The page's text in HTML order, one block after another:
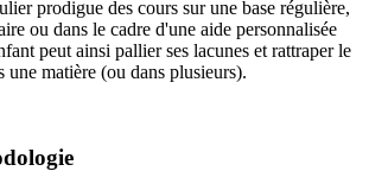
prodigue des cours sur une base régulière,
ou dans le cadre d'une aide personnalisée
peut ainsi pallier ses lacunes et rattraper le
une matière (ou dans plusieurs).